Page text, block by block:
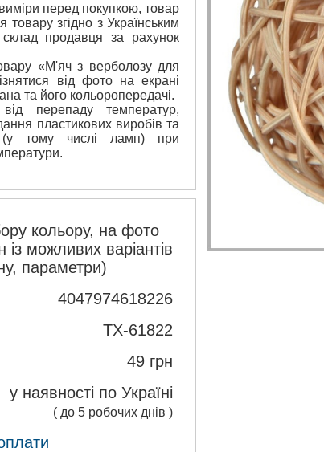
перед покупкою, товар
згідно з Українським
продавця за рахунок
«М'яч з верболозу для
від фото на екрані
та його кольоропередачі.
перепаду температур,
пластикових виробів та
(у тому числі ламп) при
кольору, на фото
можливих варіантів
параметри)
4047974618226
TX-61822
49 грн
у наявності по Україні
( до 5 робочих днів )